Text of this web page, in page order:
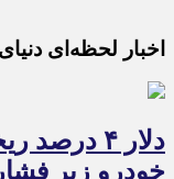
اخبار لحظه‌ای
خودرو زیر